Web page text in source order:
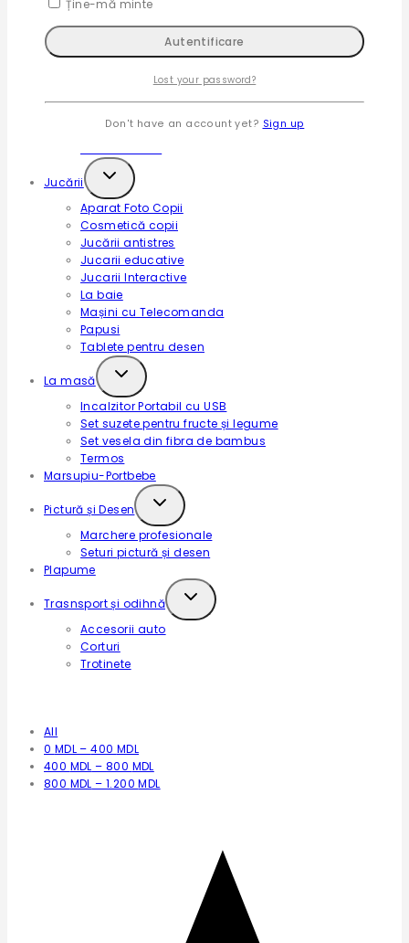
Ghiozdane copii
menu
Ghiozdan grădiniță
Huse-Genți cărucior
menu
Genți-rucsacuri cărucior
Jucării
Expand
menu
Aparat Foto Copii
Cosmetică copii
Jucării antistres
Jucarii educative
Jucarii Interactive
La baie
Mașini cu Telecomanda
Papusi
Tablete pentru desen
La masă
Expand
menu
Incalzitor Portabil cu USB
Set suzete pentru fructe și legume
Set vesela din fibra de bambus
Termos
Marsupiu-Portbebe
Pictură și Desen
Expand
menu
Marchere profesionale
Seturi pictură și desen
Plapume
Trasnsport și odihnă
Expand
Accesorii auto
Corturi
Trotinete
All
0 MDL–400 MDL
400 MDL –800 MDL
800 MDL –1.200MDL
Ține-mă minte
Lost your password?
Don't have an account yet? Sign up